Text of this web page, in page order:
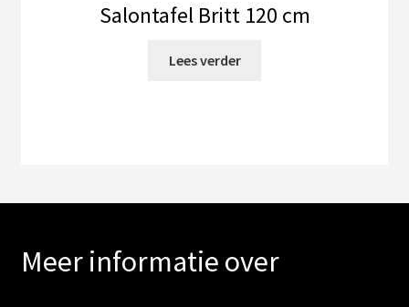
Salontafel Britt 120 cm
Lees verder
Meer informatie over